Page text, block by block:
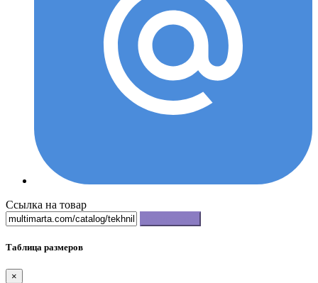
Ссылка на товар
Таблица размеров
×